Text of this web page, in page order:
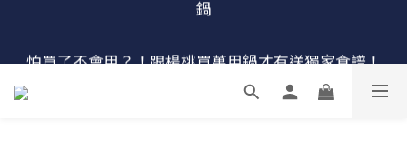
🔴最後100組↘$1780 (原$2180) HausChef 十合一全能
🔥燕三條．職人手工🔥日本Arnest 武 Rn 輕量雙口鐵